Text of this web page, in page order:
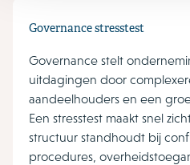
Governance stresstest
Governance stelt
uitdagingen door
aandeelhouders en een
Een stresstest maakt snel
structuur standhoudt bij
procedures,